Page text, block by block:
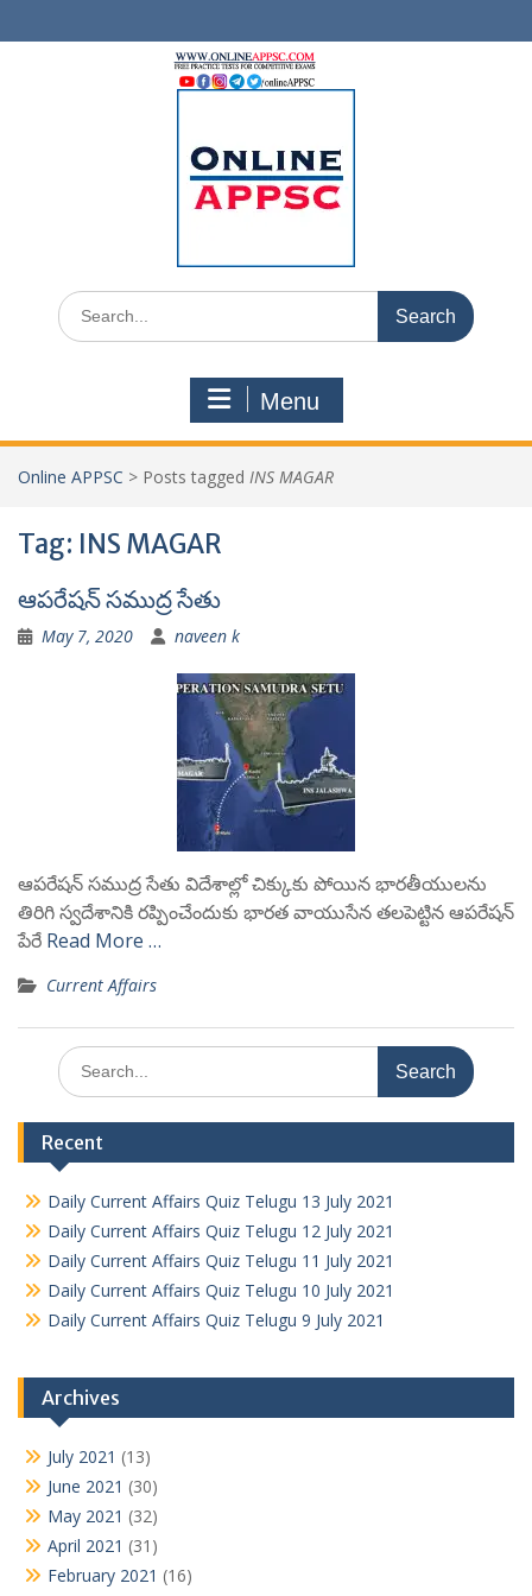
to
Search
for:
Menu
Online APPSC > Posts tagged INS MAGAR
Tag: INS MAGAR
ఆపరేషన్ సముద్ర సేతు
May 7, 2020 naveen k
ఆపరేషన్ సముద్ర సేతు విదేశాల్లో చిక్కుకు పోయిన భారతీయులను
తిరిగి స్వదేశానికి రప్పించేందుకు భారత వాయుసేన తలపెట్టిన ఆపరేషన్
పేరే Read More …
Current Affairs
Search
for:
Recent
Daily Current Affairs Quiz Telugu 13 July 2021
Daily Current Affairs Quiz Telugu 12 July 2021
Daily Current Affairs Quiz Telugu 11 July 2021
Daily Current Affairs Quiz Telugu 10 July 2021
Daily Current Affairs Quiz Telugu 9 July 2021
Archives
July 2021 (13)
June 2021 (30)
May 2021 (32)
April 2021 (31)
February 2021 (16)